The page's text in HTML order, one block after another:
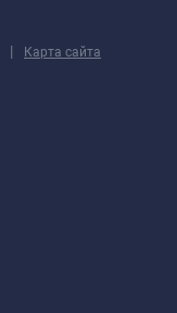
| Карта сайта